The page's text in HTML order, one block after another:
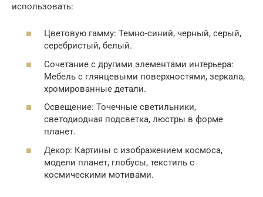
использовать:
Цветовую гамму: Темно-синий, черный, серый,
серебристый, белый.
Сочетание с другими элементами интерьера:
Мебель с глянцевыми поверхностями, зеркала,
хромированные детали.
Освещение: Точечные светильники,
светодиодная подсветка, люстры в форме
планет.
Декор: Картины с изображением космоса,
модели планет, глобусы, текстиль с
космическими мотивами.